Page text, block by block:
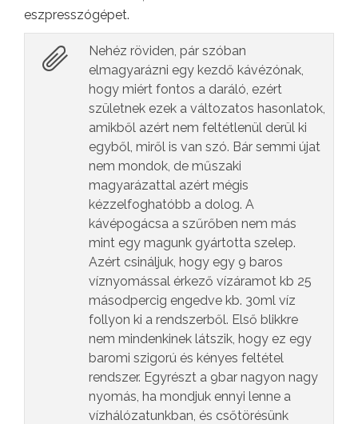
eszpresszógépet.
Nehéz röviden, pár szóban
elmagyarázni egy kezdő kávézónak,
hogy miért fontos a daráló, ezért
születnek ezek a változatos hasonlatok,
amikből azért nem feltétlenül derül ki
egyből, miről is van szó. Bár semmi újat
nem mondok, de műszaki
magyarázattal azért mégis
kézzelfoghatóbb a dolog. A
kávépogácsa a szűrőben nem más
mint egy magunk gyártotta szelep.
Azért csináljuk, hogy egy 9 baros
víznyomással érkező vízáramot kb 25
másodpercig engedve kb. 30ml víz
follyon ki a rendszerből. Első blikkre
nem mindenkinek látszik, hogy ez egy
baromi szigorú és kényes feltétel
rendszer. Egyrészt a 9bar nagyon nagy
nyomás, ha mondjuk ennyi lenne a
vízhálózatunkban, és csőtörésünk